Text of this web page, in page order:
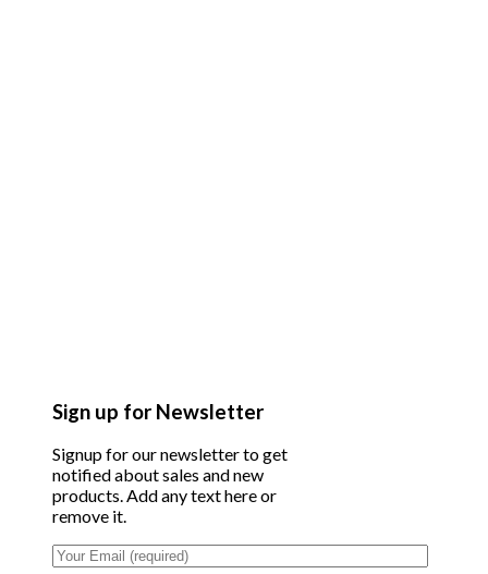
Sign up for Newsletter
Signup for our newsletter to get
notified about sales and new
products. Add any text here or
remove it.